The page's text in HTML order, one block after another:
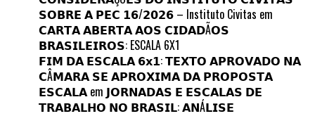
𝗦𝗢𝗕𝗥𝗘 𝗔 𝗣𝗘𝗖 𝟭𝟲/𝟮𝟬𝟮𝟲 – Instituto Civitas em
𝗖𝗔𝗥𝗧𝗔 𝗔𝗕𝗘𝗥𝗧𝗔 𝗔𝗢𝗦 𝗖𝗜𝗗𝗔𝗗Ã𝗢𝗦
𝗕𝗥𝗔𝗦𝗜𝗟𝗘𝗜𝗥𝗢𝗦: ESCALA 6X1
𝗙𝗜𝗠 𝗗𝗔 𝗘𝗦𝗖𝗔𝗟𝗔 𝟲𝘅𝟭: 𝗧𝗘𝗫𝗧𝗢 𝗔𝗣𝗥𝗢𝗩𝗔𝗗𝗢 𝗡𝗔
𝗖Â𝗠𝗔𝗥𝗔 𝗦𝗘 𝗔𝗣𝗥𝗢𝗫𝗜𝗠𝗔 𝗗𝗔 𝗣𝗥𝗢𝗣𝗢𝗦𝗧𝗔
𝗘𝗦𝗖𝗔𝗟𝗔em 𝗝𝗢𝗥𝗡𝗔𝗗𝗔𝗦 𝗘 𝗘𝗦𝗖𝗔𝗟𝗔𝗦 𝗗𝗘
𝗧𝗥𝗔𝗕𝗔𝗟𝗛𝗢 𝗡𝗢 𝗕𝗥𝗔𝗦𝗜𝗟: 𝗔𝗡Á𝗟𝗜𝗦𝗘